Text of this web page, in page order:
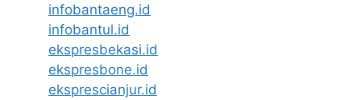
infobantaeng.id
infobantul.id
ekspresbekasi.id
ekspresbone.id
eksprescianjur.id